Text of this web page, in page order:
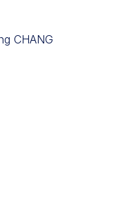
CHANG